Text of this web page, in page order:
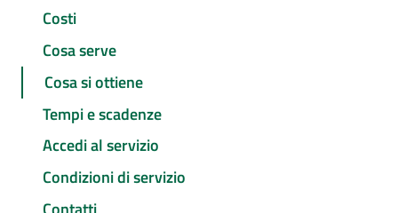
Costi
Cosa serve
Cosa si ottiene
Tempi e scadenze
Accedi al servizio
Condizioni di servizio